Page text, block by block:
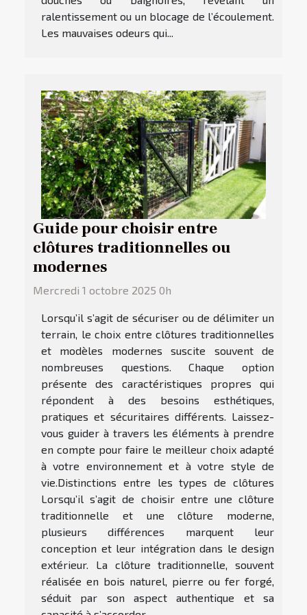
ralentissement ou un blocage de l’écoulement.
Les mauvaises odeurs qui...
Guide pour choisir entre
clôtures traditionnelles ou
modernes
Mercredi 1 octobre 2025 0h
Lorsqu’il s’agit de sécuriser ou de délimiter un
terrain, le choix entre clôtures traditionnelles
et modèles modernes suscite souvent de
nombreuses questions. Chaque option
présente des caractéristiques propres qui
répondent à des besoins esthétiques,
pratiques et sécuritaires différents. Laissez-
vous guider à travers les éléments à prendre
en compte pour faire le meilleur choix adapté
à votre environnement et à votre style de
vie.Distinctions entre les types de clôtures
Lorsqu’il s’agit de choisir entre une clôture
traditionnelle et une clôture moderne,
plusieurs différences marquent leur
conception et leur intégration dans le design
extérieur. La clôture traditionnelle, souvent
réalisée en bois naturel, pierre ou fer forgé,
séduit par son aspect authentique et sa